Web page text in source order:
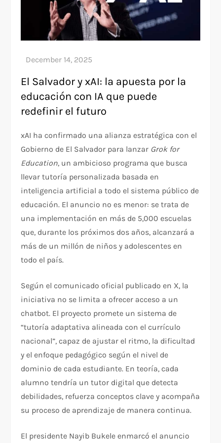
El Salvador y xAI: la apuesta por la
educación con IA que puede
redefinir el futuro
xAI ha confirmado una alianza estratégica con el
Gobierno de El Salvador para lanzar Grok for
Education, un ambicioso programa que busca
llevar tutoría personalizada basada en
inteligencia artificial a todo el sistema público de
educación. El anuncio no es menor: se trata de
una implementación en más de 5,000 escuelas
que, durante los próximos dos años, alcanzará a
más de un millón de niños y adolescentes en
todo el país.
Según el comunicado oficial publicado en X, la
iniciativa no se limita a ofrecer acceso a un
chatbot. El proyecto promete un sistema de
“tutoría adaptativa alineada con el currículo
nacional”, capaz de ajustar el ritmo, la dificultad
y el enfoque pedagógico según el nivel de
dominio de cada estudiante. En teoría, cada
alumno tendría un tutor digital que detecta
debilidades, refuerza conceptos clave y acompaña
su proceso de aprendizaje de manera continua.
El presidente Nayib Bukele enmarcó el anuncio